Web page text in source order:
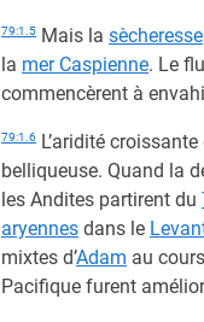
79:1.5 Mais la sècheresse
la mer Caspienne. Le
commencèrent à
79:1.6 L’aridité croissante
belliqueuse. Quand la
les Andites partirent du
aryennes dans le
mixtes d’Adam au
Pacifique furent